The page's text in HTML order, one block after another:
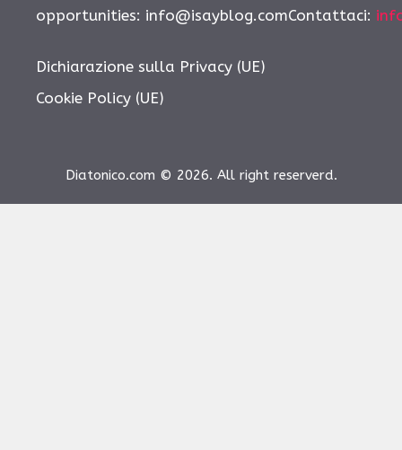
opportunities: info@isayblog.comContattaci:
Dichiarazione sulla Privacy (UE)
Cookie Policy (UE)
Diatonico.com © 2026. All right reserverd.